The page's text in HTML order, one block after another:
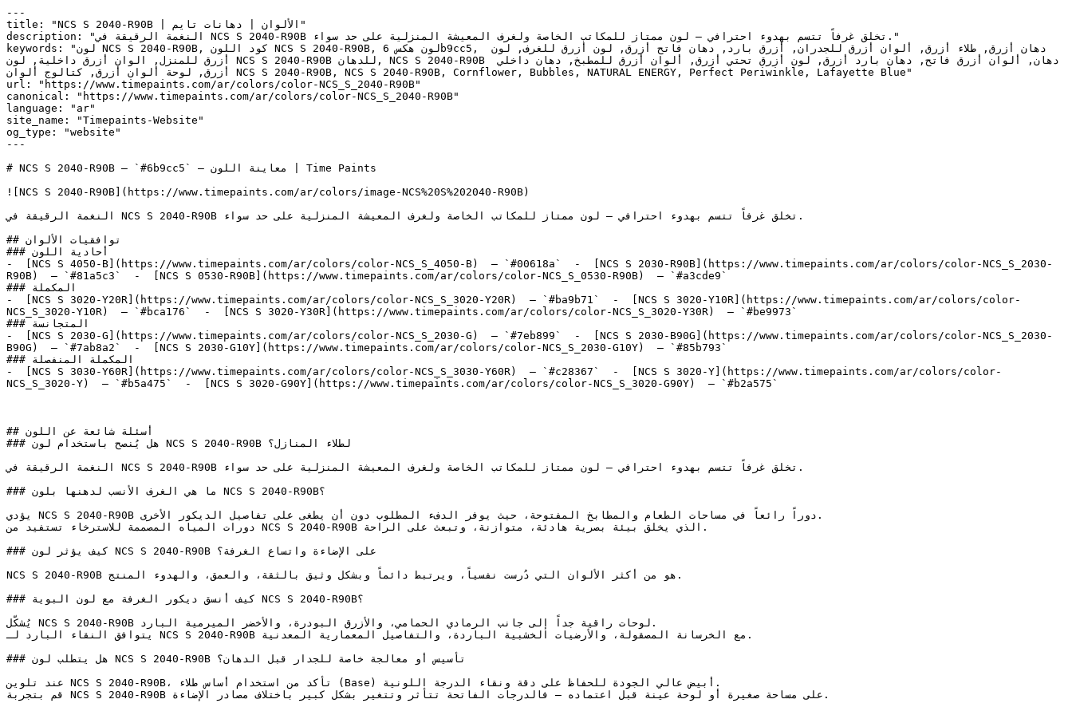
---
title: "NCS S 2040-R90B | الألوان | دهانات تايم"
description: "النغمة الرقيقة في NCS S 2040-R90B تخلق غرفاً تتسم بهدوء احترافي — لون ممتاز للمكاتب الخاصة ولغرف المعيشة المنزلية على حد سواء."
keywords: "لون NCS S 2040-R90B, كود اللون NCS S 2040-R90B, لون هكس 6b9cc5, دهان أزرق, طلاء أزرق, ألوان أزرق للجدران, أزرق بارد, دهان فاتح أزرق, لون أزرق للغرف, لون
أزرق للمنزل, الوان أزرق داخلية, لون NCS S 2040-R90B للدهان, NCS S 2040-R90B دهان, ألوان أزرق فاتح, دهان بارد أزرق, لون أزرق تحتي أزرق, ألوان أزرق للمطبخ, دهان داخلي
أزرق, لوحة ألوان أزرق, كتالوج ألوان NCS S 2040-R90B, NCS S 2040-R90B, Cornflower, Bubbles, NATURAL ENERGY, Perfect Periwinkle, Lafayette Blue"
url: "https://www.timepaints.com/ar/colors/color-NCS_S_2040-R90B"
canonical: "https://www.timepaints.com/ar/colors/color-NCS_S_2040-R90B"
language: "ar"
site_name: "Timepaints-Website"
og_type: "website"
---
# NCS S 2040-R90B — `#6b9cc5` — معاينة اللون | Time Paints
![NCS S 2040-R90B](https://www.timepaints.com/ar/colors/image-NCS%20S%202040-R90B)
النغمة الرقيقة في NCS S 2040-R90B تخلق غرفاً تتسم بهدوء احترافي — لون ممتاز للمكاتب الخاصة ولغرف المعيشة المنزلية على حد سواء.
## توافقيات الألوان
### أحادية اللون
-  [NCS S 4050-B](https://www.timepaints.com/ar/colors/color-NCS_S_4050-B)  — `#00618a`  -  [NCS S 2030-R90B](https://www.timepaints.com/ar/colors/color-NCS_S_2030-
R90B)  — `#81a5c3`  -  [NCS S 0530-R90B](https://www.timepaints.com/ar/colors/color-NCS_S_0530-R90B)  — `#a3cde9`
### المكملة
-  [NCS S 3020-Y20R](https://www.timepaints.com/ar/colors/color-NCS_S_3020-Y20R)  — `#ba9b71`  -  [NCS S 3020-Y10R](https://www.timepaints.com/ar/colors/color-
NCS_S_3020-Y10R)  — `#bca176`  -  [NCS S 3020-Y30R](https://www.timepaints.com/ar/colors/color-NCS_S_3020-Y30R)  — `#be9973`
### المتجانسة
-  [NCS S 2030-G](https://www.timepaints.com/ar/colors/color-NCS_S_2030-G)  — `#7eb899`  -  [NCS S 2030-B90G](https://www.timepaints.com/ar/colors/color-NCS_S_2030-
B90G)  — `#7ab8a2`  -  [NCS S 2030-G10Y](https://www.timepaints.com/ar/colors/color-NCS_S_2030-G10Y)  — `#85b793`
### المكملة المنفصلة
-  [NCS S 3030-Y60R](https://www.timepaints.com/ar/colors/color-NCS_S_3030-Y60R)  — `#c28367`  -  [NCS S 3020-Y](https://www.timepaints.com/ar/colors/color-
NCS_S_3020-Y)  — `#b5a475`  -  [NCS S 3020-G90Y](https://www.timepaints.com/ar/colors/color-NCS_S_3020-G90Y)  — `#b2a575`
## أسئلة شائعة عن اللون
### هل يُنصح باستخدام لون NCS S 2040-R90B لطلاء المنازل؟
النغمة الرقيقة في NCS S 2040-R90B تخلق غرفاً تتسم بهدوء احترافي — لون ممتاز للمكاتب الخاصة ولغرف المعيشة المنزلية على حد سواء.
### ما هي الغرف الأنسب لدهنها بلون NCS S 2040-R90B؟
يؤدي NCS S 2040-R90B دوراً رائعاً في مساحات الطعام والمطابخ المفتوحة، حيث يوفر الدفء المطلوب دون أن يطغى على تفاصيل الديكور الأخرى.
دورات المياه المصممة للاسترخاء تستفيد من NCS S 2040-R90B الذي يخلق بيئة بصرية هادئة، متوازنة، وتبعث على الراحة.
### كيف يؤثر لون NCS S 2040-R90B على الإضاءة واتساع الغرفة؟
NCS S 2040-R90B هو من أكثر الألوان التي دُرست نفسياً، ويرتبط دائماً وبشكل وثيق بالثقة، والعمق، والهدوء المنتج.
### كيف أنسق ديكور الغرفة مع لون البوية NCS S 2040-R90B؟
يُشكّل NCS S 2040-R90B لوحات راقية جداً إلى جانب الرمادي الحمامي، والأزرق البودرة، والأخضر الميرمية البارد.
يتوافق النقاء البارد لـ NCS S 2040-R90B مع الخرسانة المصقولة، والأرضيات الخشبية الباردة، والتفاصيل المعمارية المعدنية.
### هل يتطلب لون NCS S 2040-R90B تأسيس أو معالجة خاصة للجدار قبل الدهان؟
عند تلوين NCS S 2040-R90B، تأكد من استخدام أساس طلاء (Base) أبيض عالي الجودة للحفاظ على دقة ونقاء الدرجة اللونية.
قم بتجربة NCS S 2040-R90B على مساحة صغيرة أو لوحة عينة قبل اعتماده — فالدرجات الفاتحة تتأثر وتتغير بشكل كبير باختلاف مصادر الإضاءة.